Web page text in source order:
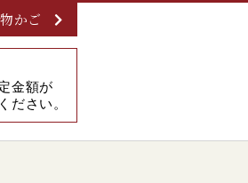
かご
金額が
ださい。